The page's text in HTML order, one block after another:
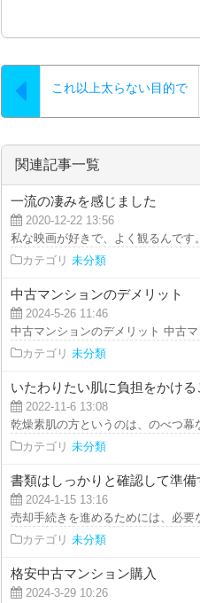
これ以上太らない目的で
関連記事一覧
一流の凄みを感じました
2020-12-22 13:56
私な映画が好きで、よく観るんで
カテゴリ 未分類
中古マンションのデメリット
2024-5-26 11:46
中古マンションのデメリット 中古
カテゴリ 未分類
いたわりたい肌に負担をかけ
2022-11-6 13:08
乾燥素肌の方というのは、のべつ
カテゴリ 未分類
書類はしっかりと確認して準備
2024-1-15 13:16
売却手続きを進めるためには、必
カテゴリ 未分類
格安中古マンション購入
2024-3-29 10:26